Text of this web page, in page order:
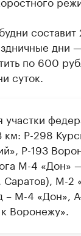
дни
по 600
суток.
км: Р-298
Р-193
М-4 «Дон»
Саратов), М-2
– М-4 «Дон»,
Воронежу».